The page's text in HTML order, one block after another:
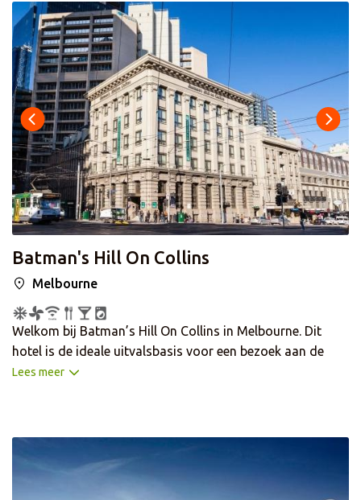
Batman's Hill On Collins
Melbourne
Welkom bij Batman’s Hill On Collins in Melbourne. Dit
hotel is de ideale uitvalsbasis voor een bezoek aan de
prachtige stad Melbourne. Op steenworp afstand van het
ArtVo en National Gallery of Victoria te bezoeken welke
ook allemaal op loopafstand van het hotel liggen! Om uw
bezoek aan deze wereldstad gemakkelijker te maken kunt
Lees meer